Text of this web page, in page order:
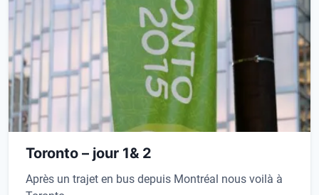
Toronto – jour 1& 2
Après un trajet en bus depuis Montréal nous voilà à